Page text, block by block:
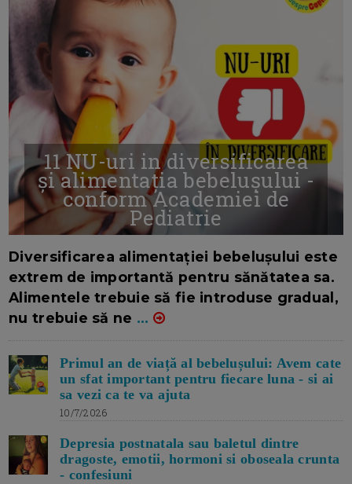
11 NU-uri in diversificarea
și alimentația bebelușului -
conform Academiei de
Pediatrie
Diversificarea alimentației bebelușului este
extrem de importantă pentru sănătatea sa.
Alimentele trebuie să fie introduse gradual,
nu trebuie să ne ...
Primul an de viață al bebelușului: Avem cate
un sfat important pentru fiecare luna - si ai
sa vezi ca te va ajuta
10/7/2026
Depresia postnatala sau baletul dintre
dragoste, emotii, hormoni si oboseala crunta
- confesiuni